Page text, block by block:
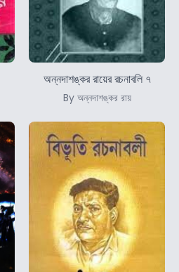
অন্নদাশঙ্কর রায়ের রচনাবলি ৭
By অন্নদাশঙ্কর রায়